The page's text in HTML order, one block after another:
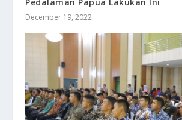
December 19, 2022